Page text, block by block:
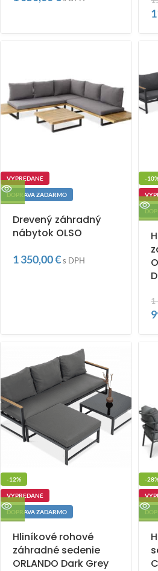
VYPREDANÉ
DOPRAVA ZADARMO
Drevený záhradný
nábytok OLSO
1 350,00€s DPH
-
1
-12%
VYPREDANÉ
DOPRAVA ZADARMO
Hliníkové rohové
záhradné sedenie
ORLANDO Dark Grey
-